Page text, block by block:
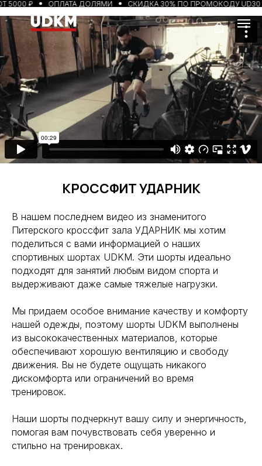
₽ ОПЛАТА ДОЛЯМИ СКИДКА 30% ПО ПРОМОКОДУ UD30
КРОССФИТ УДАРНИК
В нашем последнем видео из знаменитого
Питерского кроссфит зала УДАРНИК мы хотим
поделиться с вами информацией о наших
спортивных шортах UDKM. Эти шорты идеально
подходят для занятий любым видом спорта и
выдерживают даже самые тяжелые нагрузки.
Мы придаем особое внимание качеству и комфорту
нашей одежды, поэтому шорты UDKM выполнены
из высококачественных материалов, которые
обеспечивают хорошую вентиляцию и свободу
движения. Вы не будете ощущать никакого
дискомфорта или ограничений во время
тренировок.
Наши шорты подчеркнут вашу силу и энергичность,
помогая вам почувствовать себя уверенно и
стильно на тренировках.